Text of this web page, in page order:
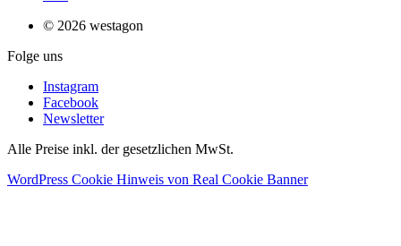
© 2026 westagon
Folge uns
Instagram
Facebook
Newsletter
Alle Preise inkl. der gesetzlichen MwSt.
WordPress Cookie Hinweis von Real Cookie Banner